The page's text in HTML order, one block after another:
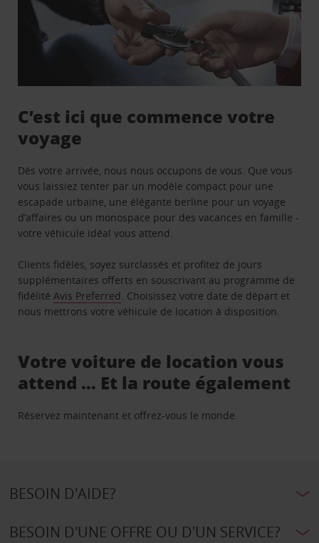
C’est ici que commence votre
voyage
Dès votre arrivée, nous nous occupons de vous. Que vous
vous laissiez tenter par un modèle compact pour une
escapade urbaine, une élégante berline pour un voyage
d’affaires ou un monospace pour des vacances en famille -
votre véhicule idéal vous attend.
Clients fidèles, soyez surclassés et profitez de jours
supplémentaires offerts en souscrivant au programme de
fidélitéAvis Preferred. Choisissez votre date de départ et
nous mettrons votre véhicule de location à disposition.
Votre voiture de location vous
attend … Et la route également
Réservez maintenant et offrez-vous le monde.
BESOIN D'AIDE?
BESOIN D'UNE OFFRE OU D'UN SERVICE?